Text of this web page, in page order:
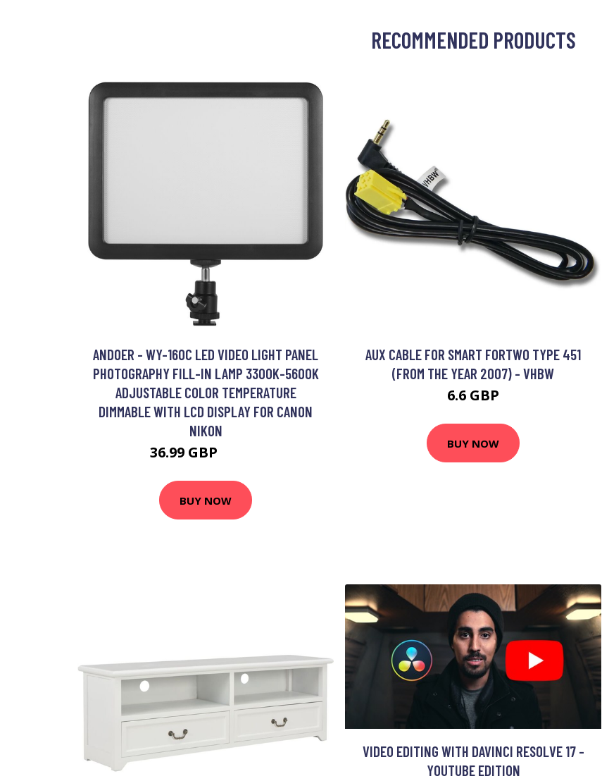
RECOMMENDED PRODUCTS
ANDOER - WY-160C LED VIDEO LIGHT PANEL
PHOTOGRAPHY FILL-IN LAMP 3300K-5600K
ADJUSTABLE COLOR TEMPERATURE
DIMMABLE WITH LCD DISPLAY FOR CANON
NIKON
36.99 GBP
BUY NOW
AUX CABLE FOR SMART FORTWO TYPE 451
(FROM THE YEAR 2007) - VHBW
6.6 GBP
BUY NOW
VIDEO EDITING WITH DAVINCI RESOLVE 17 -
YOUTUBE EDITION